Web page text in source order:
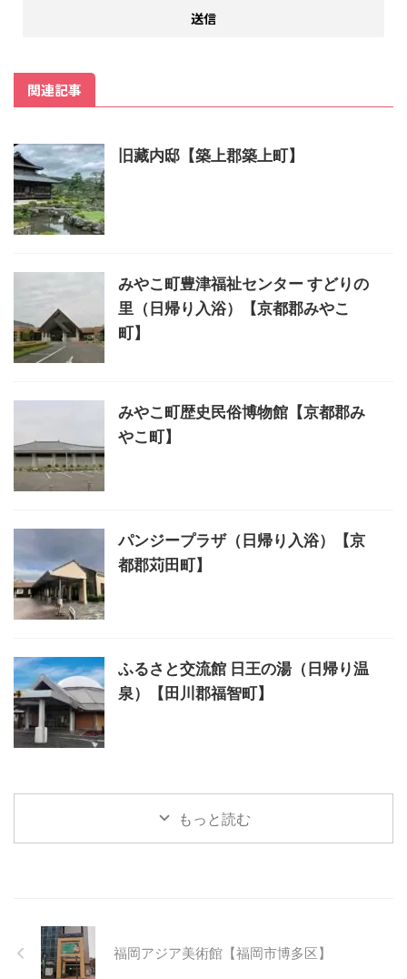
関連記事
旧藏内邸【築上郡築上町】
みやこ町豊津福祉センター すどりの
里（日帰り入浴）【京都郡みやこ
町】
みやこ町歴史民俗博物館【京都郡み
やこ町】
パンジープラザ（日帰り入浴）【京
都郡苅田町】
ふるさと交流館 日王の湯（日帰り温
泉）【田川郡福智町】
もっと読む
福岡アジア美術館【福岡市博多区】